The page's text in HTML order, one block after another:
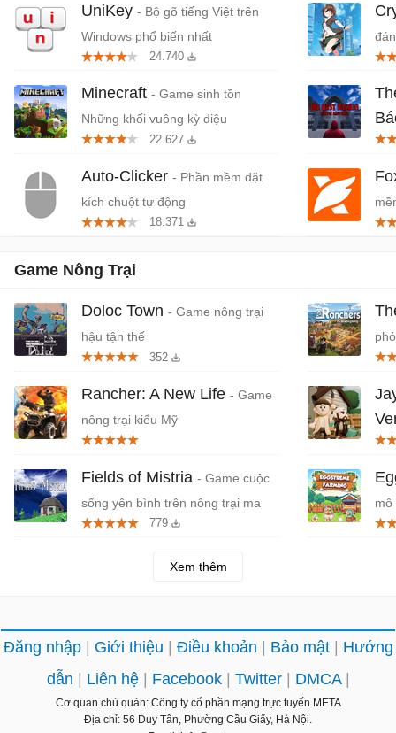
UniKey - Bộ gõ tiếng Việt trên
Windows phổ biến nhất
24.740
Minecraft - Game sinh tồn
Những khối vuông kỳ diệu
22.627
Auto-Clicker - Phần mềm đặt
kích chuột tự động
18.371
Game Nông Trại
Doloc Town - Game nông trại
hậu tận thế
352
Rancher: A New Life - Game
nông trại kiểu Mỹ
Fields of Mistria - Game cuộc
sống yên bình trên nông trại ma
thuật
779
đẹp
mô
Xem thêm
Đăng nhập Giới thiệu Điều khoản Bảo mật
Hướng
dẫn
Liên hệ Facebook Twitter DMCA
Cơ quan chủ quản: Công ty cổ phần mạng trực tuyến META
Địa chỉ: 56 Duy Tân, Phường Cầu Giấy, Hà Nội.